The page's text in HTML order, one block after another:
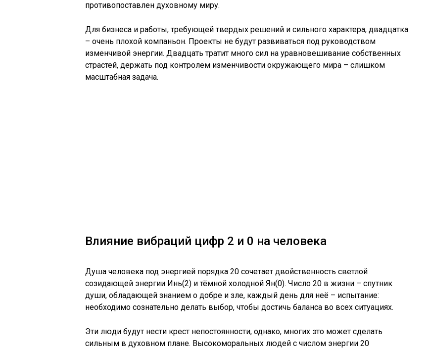
противопоставлен духовному миру.
Для бизнеса и работы, требующей твердых решений и сильного характера, двадцатка
– очень плохой компаньон. Проекты не будут развиваться под руководством
изменчивой энергии. Двадцать тратит много сил на уравновешивание собственных
страстей, держать под контролем изменчивости окружающего мира – слишком
масштабная задача.
Влияние вибраций цифр 2 и 0 на человека
Душа человека под энергией порядка 20 сочетает двойственность светлой
созидающей энергии Инь(2) и тёмной холодной Ян(0). Число 20 в жизни – спутник
души, обладающей знанием о добре и зле, каждый день для неё – испытание:
необходимо сознательно делать выбор, чтобы достичь баланса во всех ситуациях.
Эти люди будут нести крест непостоянности, однако, многих это может сделать
сильным в духовном плане. Высокоморальных людей с числом энергии 20